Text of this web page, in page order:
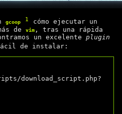
gcoop 1
cómo ejecutar un
de vim , tras una rápida
un excelente plugin
de instalar:
download_script.php?